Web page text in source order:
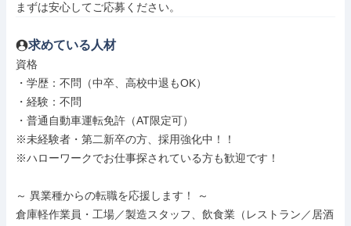
まずは安心してご応募ください。
求めている人材
資格
・学歴：不問（中卒、高校中退もOK）
・経験：不問
・普通自動車運転免許（AT限定可）
※未経験者・第二新卒の方、採用強化中！！
※ハローワークでお仕事探されている方も歓迎です！
～ 異業種からの転職を応援します！ ～
倉庫軽作業員・工場／製造スタッフ、飲食業（レストラン／居酒